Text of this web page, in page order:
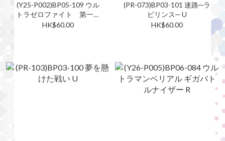
(Y25-P002)BP05-109 ウル
トラゼロファイト 第一部
新たなる力 U
HK$60.00
(PR-073)BP03-101 迷路─ラ
ビリンス─ U
HK$60.00